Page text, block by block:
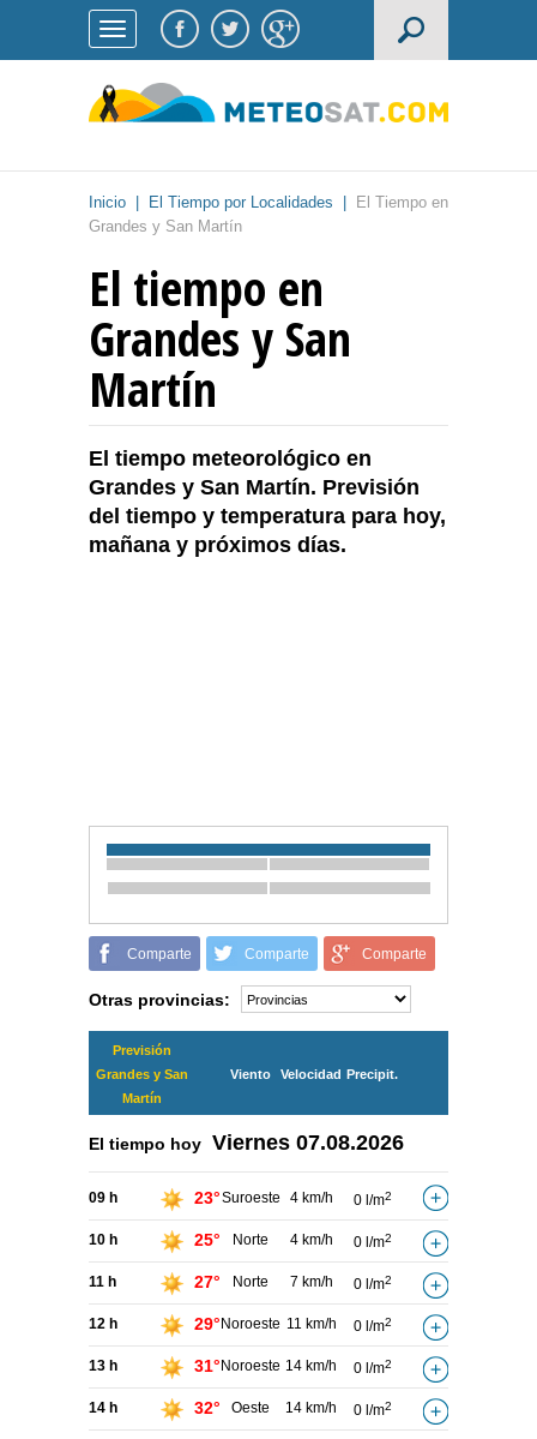
Inicio El Tiempo por Localidades
El Tiempo en
Grandes y San Martín
El tiempo en
Grandes y San
Martín
El tiempo meteorológico en
Grandes y San Martín. Previsión
del tiempo y temperatura para hoy,
mañana y próximos días.
Comparte Comparte Comparte
Otras provincias:
Previsión
Grandes y San
Martín
Viento Velocidad Precipit.
El tiempo hoy Viernes 07.08.2026
09 h 23°Suroeste 4 km/h 0 l/m2
10 h 25° Norte 4 km/h 0 l/m2
11 h 27° Norte 7 km/h 0 l/m2
12 h 29° Noroeste 11 km/h 0 l/m2
13 h 31° Noroeste 14 km/h 0 l/m2
14 h 32° Oeste 14 km/h 0 l/m2